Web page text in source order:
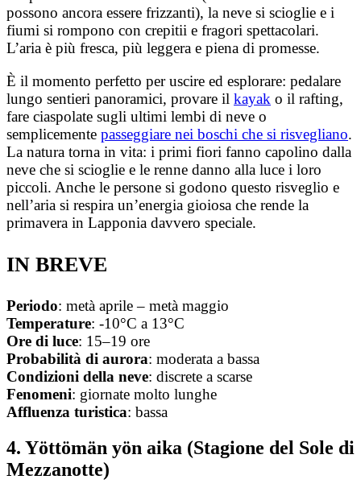
possono ancora essere frizzanti), la neve si scioglie e i
fiumi si rompono con crepitii e fragori spettacolari.
L’aria è più fresca, più leggera e piena di promesse.
È il momento perfetto per uscire ed esplorare: pedalare
lungo sentieri panoramici, provare il kayak o il rafting,
fare ciaspolate sugli ultimi lembi di neve o
semplicemente passeggiare nei boschi che si risvegliano.
La natura torna in vita: i primi fiori fanno capolino dalla
neve che si scioglie e le renne danno alla luce i loro
piccoli. Anche le persone si godono questo risveglio e
nell’aria si respira un’energia gioiosa che rende la
primavera in Lapponia davvero speciale.
IN BREVE
Periodo: metà aprile – metà maggio
Temperature: -10°C a 13°C
Ore di luce: 15–19 ore
Probabilità di aurora: moderata a bassa
Condizioni della neve: discrete a scarse
Fenomeni: giornate molto lunghe
Affluenza turistica: bassa
4. Yöttömän yön aika (Stagione del Sole di
Mezzanotte)